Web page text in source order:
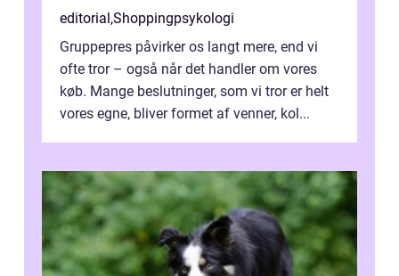
editorial ,Shoppingpsykologi
Gruppepres påvirker os langt mere, end vi
ofte tror – også når det handler om vores
køb. Mange beslutninger, som vi tror er helt
vores egne, bliver formet af venner, kol...